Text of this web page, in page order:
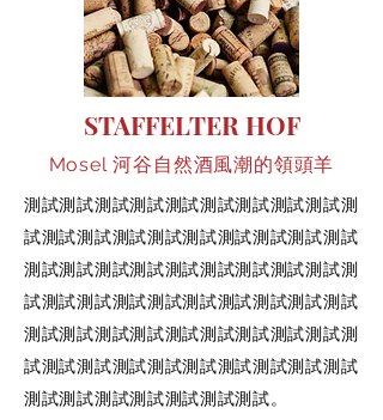
STAFFELTER HOF
Mosel 河谷自然酒風潮的領頭羊
測試測試測試測試測試測試測試測試測試測
試測試測試測試測試測試測試測試測試測試
測試測試測試測試測試測試測試測試測試測
試測試測試測試測試測試測試測試測試測試
測試測試測試測試測試測試測試測試測試測
試測試測試測試測試測試測試測試測試測試
測試測試測試測試測試測試測試。